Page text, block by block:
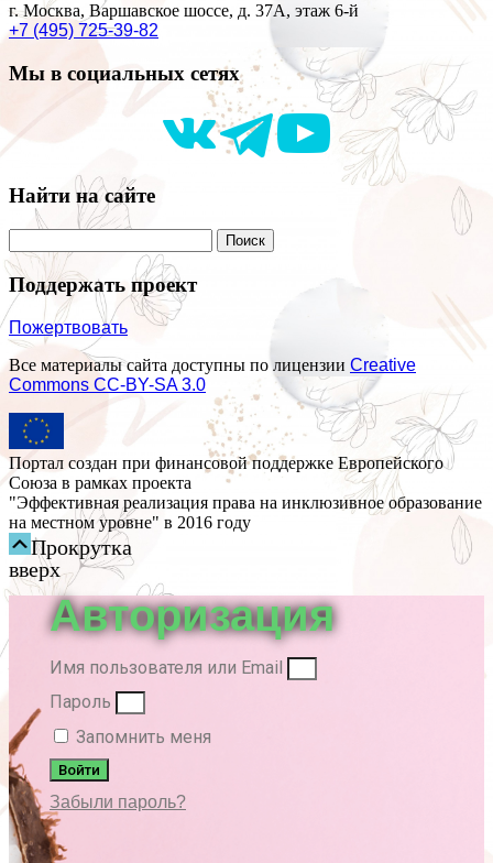
г. Москва, Варшавское шоссе, д. 37А, этаж 6-й
+7 (495) 725-39-82
Мы в социальных сетях
Найти на сайте
Поддержать проект
Пожертвовать
Все материалы сайта доступны по лицензии Creative
Commons СС-BY-SA 3.0
Портал создан при финансовой поддержке Европейского
Союза в рамках проекта
"Эффективная реализация права на инклюзивное образование
на местном уровне" в 2016 году
Прокрутка
вверх
Авторизация
Имя пользователя или Email
Пароль
Запомнить меня
Войти
Забыли пароль?